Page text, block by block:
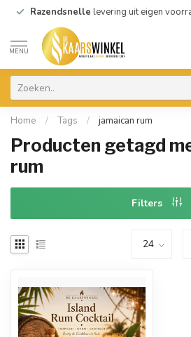
Razendsnelle levering uit eigen
MENU
Home / Tags / jamaican rum
Producten getagd
rum
Filters